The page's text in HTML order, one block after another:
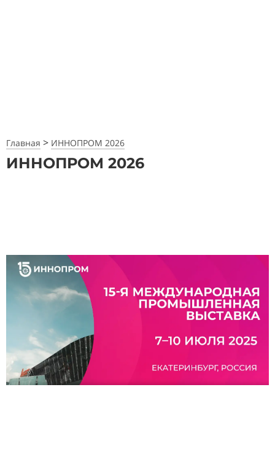
Главная > ИННОПРОМ 2026
ИННОПРОМ 2026